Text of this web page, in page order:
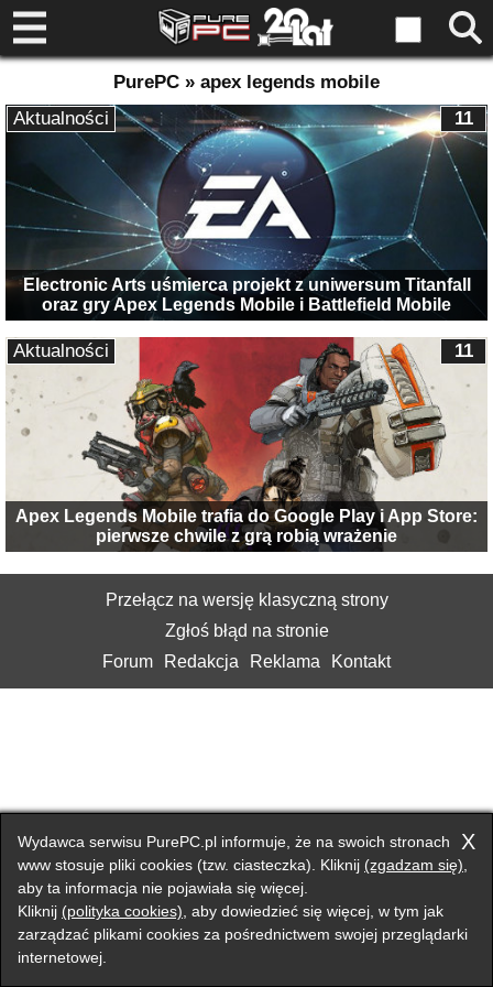
PurePC » apex legends mobile
Electronic Arts uśmierca projekt z uniwersum Titanfall
oraz gry Apex Legends Mobile i Battlefield Mobile
11
Aktualności
Apex Legends Mobile trafia do Google Play i App Store:
pierwsze chwile z grą robią wrażenie
11
Aktualności
Przełącz na wersję klasyczną strony
Zgłoś błąd na stronie
Forum
Redakcja Reklama Kontakt
X
Wydawca serwisu PurePC.pl informuje, że na swoich stronach
www stosuje pliki cookies (tzw. ciasteczka). Kliknij (zgadzam się)
aby ta informacja nie pojawiała się więcej.
Kliknij (polityka cookies) , aby dowiedzieć się więcej, w tym jak
zarządzać plikami cookies za pośrednictwem swojej przeglądarki
internetowej.